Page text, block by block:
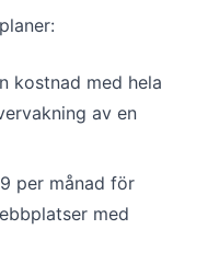
kostnad med hela
av en
per månad för
med